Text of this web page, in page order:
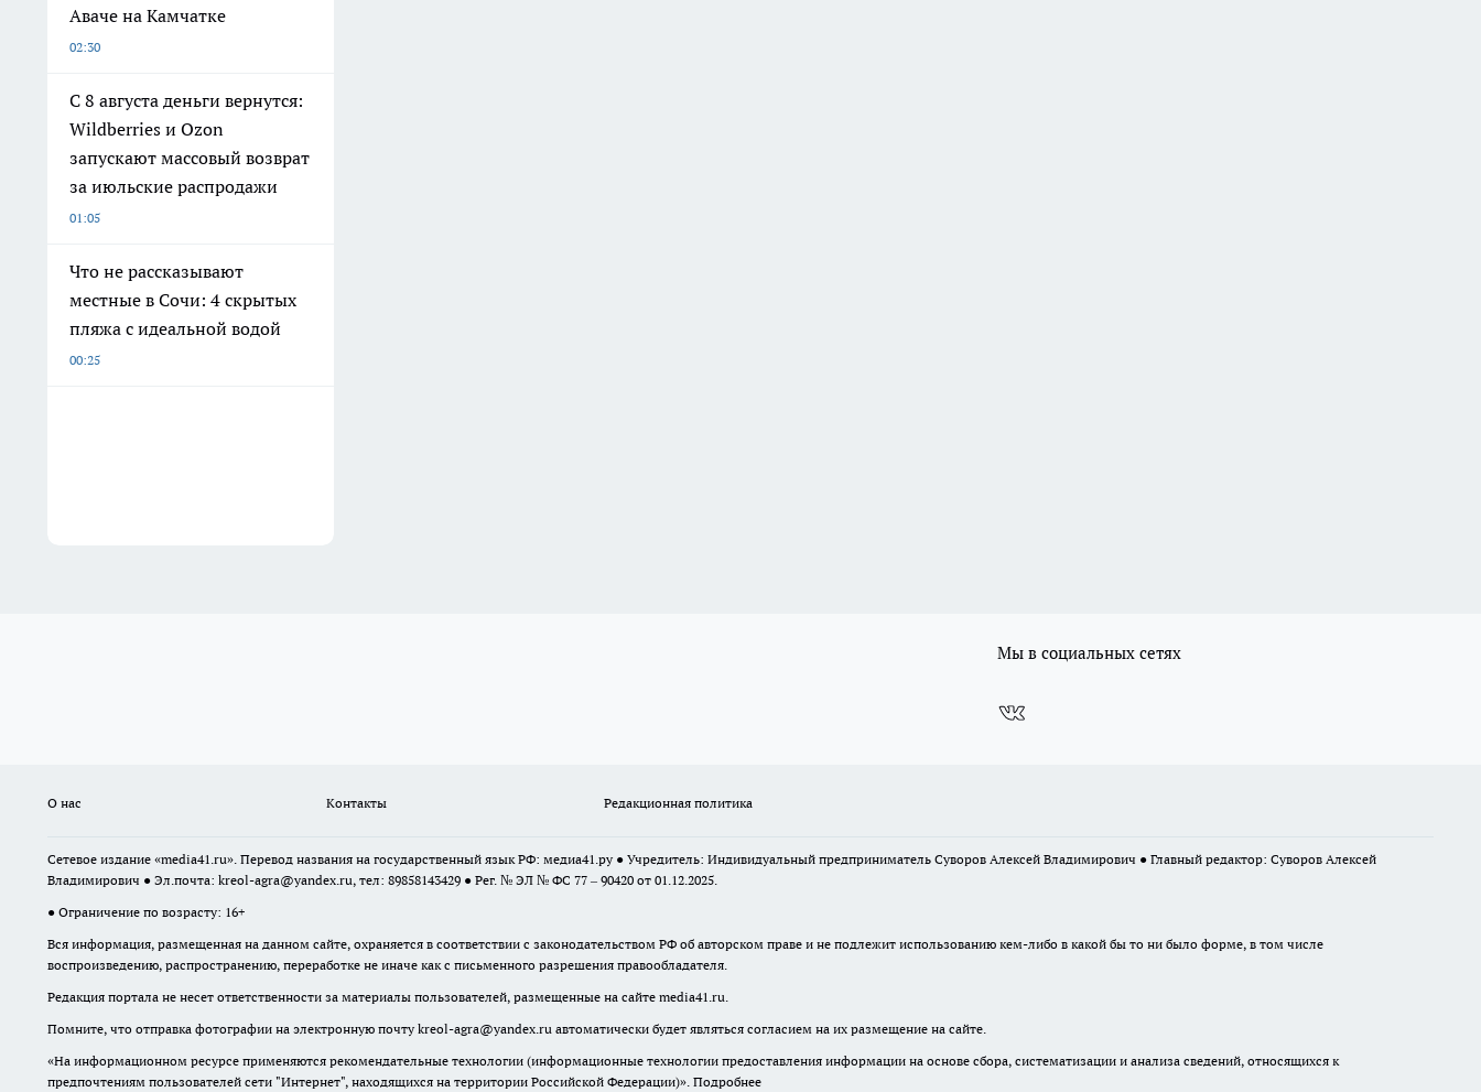
Аваче на Камчатке
02:30
С 8 августа деньги вернутся:
Wildberries и Ozon
запускают массовый возврат
за июльские распродажи
01:05
Что не рассказывают
местные в Сочи: 4 скрытых
пляжа с идеальной водой
00:25
Мы в социальных сетях
О нас Контакты Редакционная политика
Сетевое издание «media41.ru». Перевод названия на государственный язык РФ: медиа41.ру ● Учредитель: Индивидуальный предприниматель Суворов Алексей Владимирович ● Главный редактор: Суворов Алексей
Владимирович ● Эл.почта: kreol-agra@yandex.ru, тел: 89858143429 ● Рег. № ЭЛ № ФС 77 – 90420 от 01.12.2025.
● Ограничение по возрасту: 16+
Вся информация, размещенная на данном сайте, охраняется в соответствии с законодательством РФ об авторском праве и не подлежит использованию кем-либо в какой бы то ни было форме, в том числе
воспроизведению, распространению, переработке не иначе как с письменного разрешения правообладателя.
Редакция портала не несет ответственности за материалы пользователей, размещенные на сайте media41.ru.
Помните, что отправка фотографии на электронную почту kreol-agra@yandex.ru автоматически будет являться согласием на их размещение на сайте.
«На информационном ресурсе применяются рекомендательные технологии (информационные технологии предоставления информации на основе сбора, систематизации и анализа сведений, относящихся к
предпочтениям пользователей сети "Интернет", находящихся на территории Российской Федерации)». Подробнее